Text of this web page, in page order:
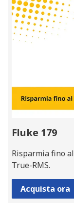
Fluke 179
Risparmia fino
True-RMS.
Acquista ora